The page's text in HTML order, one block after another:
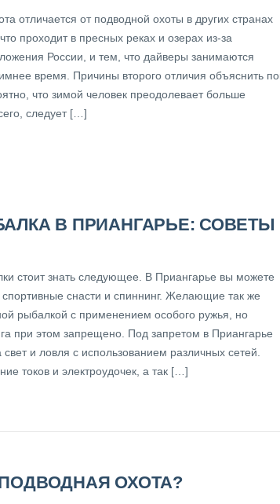
отличается от подводной охоты в других странах
проходит в пресных реках и озерах из-за
России, и тем, что дайверы занимаются
время. Причины второго отличия объяснить
что зимой человек преодолевает больше
следует […]
В ПРИАНГАРЬЕ: СОВЕТЫ
стоит знать следующее. В Приангарье вы можете
снасти и спиннинг. Желающие так же
рыбалкой с применением особого ружья, но
при этом запрещено. Под запретом в Приангарье
и ловля с использованием различных сетей.
токов и электроудочек, а так […]
ОХОТА?